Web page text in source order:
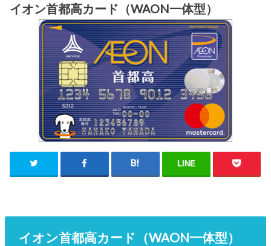
イオン首都高カード（WAON一体型）
LINE
イオン首都高カード（WAON一体型）